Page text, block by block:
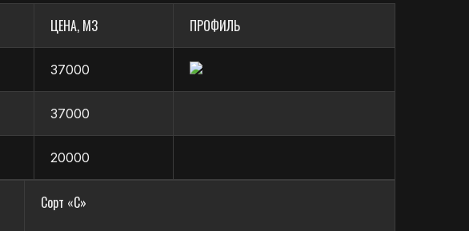
ЦЕНА, М3 ПРОФИЛЬ
37000
37000
20000
фрезерованных поверхностей деталей
не должен быть более, мкм:
. . .200
. . .500
другие регионы с расчётом стоимости отдельно.
Сорт «С»